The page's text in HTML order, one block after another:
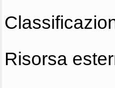
Risorsa